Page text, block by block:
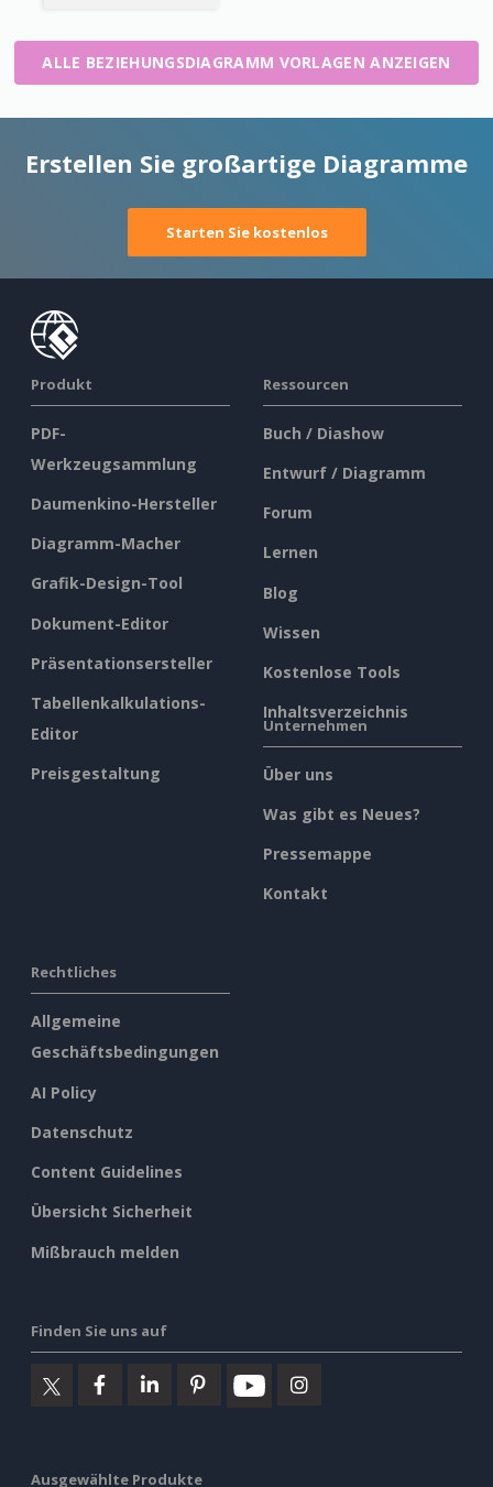
ALLE BEZIEHUNGSDIAGRAMM VORLAGEN ANZEIGEN
Erstellen Sie großartige Diagramme
Starten Sie kostenlos
Produkt
PDF-
Werkzeugsammlung
Daumenkino-Hersteller
Diagramm-Macher
Grafik-Design-Tool
Dokument-Editor
Präsentationsersteller
Tabellenkalkulations-
Editor
Preisgestaltung
Ressourcen
Buch / Diashow
Entwurf / Diagramm
Forum
Lernen
Blog
Wissen
Kostenlose Tools
Inhaltsverzeichnis
Unternehmen
Über uns
Was gibt es Neues?
Pressemappe
Kontakt
Rechtliches
Allgemeine
Geschäftsbedingungen
AI Policy
Datenschutz
Content Guidelines
Übersicht Sicherheit
Mißbrauch melden
Finden Sie uns auf
Ausgewählte Produkte